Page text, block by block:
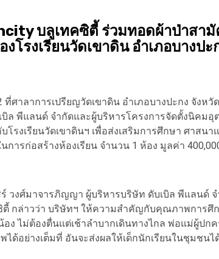
บลูเทคซิตี้ ร่วมทอดผ้าป่าสามั
งโรงเรียนวัดเขาดิน อำเภอบางปะ
ที่ศาลาการเปรียญวัดเขาดิน อำเภอบางปะกง จังห
ล พีแลนด์ จำกัดและผู้บริหารโครงการจัดตั้งนิคม
โรงเรียนวัดเขาดินฯ เพื่อส่งเสริมการศึกษา ศาส
นการก่อสร้างห้องเรียน จำนวน 1 ห้อง มูลค่า
วงศ์มาจารภิญญา ผู้บริหารบริษัท ดับเบิล พีแลนด์
ตี้ กล่าวว่า บริษัทฯ ให้ความสำคัญกับคุณภาพการศึ
ไม่ต้องตื่นแต่เช้าลำบากเดินทางไกล พ่อแม่ผู้ปก
ได้อย่างเต็มที่ อันจะส่งผลให้เด็กนักเรียนในชุมช